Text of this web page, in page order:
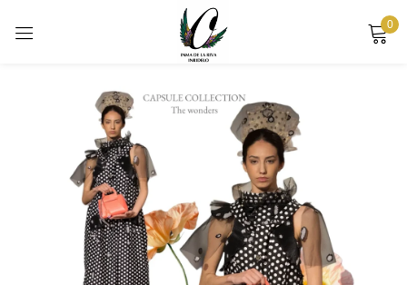
0
Sign in
Remember me Lost password?